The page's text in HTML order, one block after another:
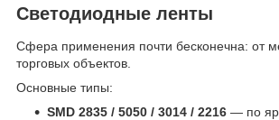
Светодиодные ленты
Сфера применения почти бесконечна: от
торговых объектов.
Основные типы:
SMD 2835 / 5050 / 3014 / 2216 — по